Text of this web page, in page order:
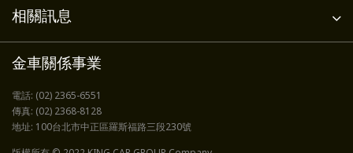
金車關係事業
電話:(02) 2365-6551
傳真:(02) 2368-8128
地址:100台北市中正區羅斯福路三段230號
相關訊息